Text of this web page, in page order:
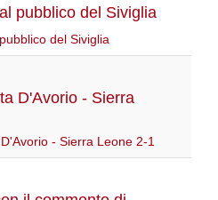
pubblico del Siviglia
D'Avorio - Sierra